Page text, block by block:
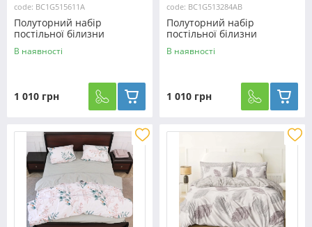
code: BC1G515611А
Полуторний набір
постільної білизни
150*220 із Бязі "Gold"
№515611А Черешенька™
В наявності
1 010 грн
code: BC1G513284AB
Полуторний набір
постільної білизни
150*220 із Бязі "Gold"
№513284AB Черешенька™
В наявності
1 010 грн